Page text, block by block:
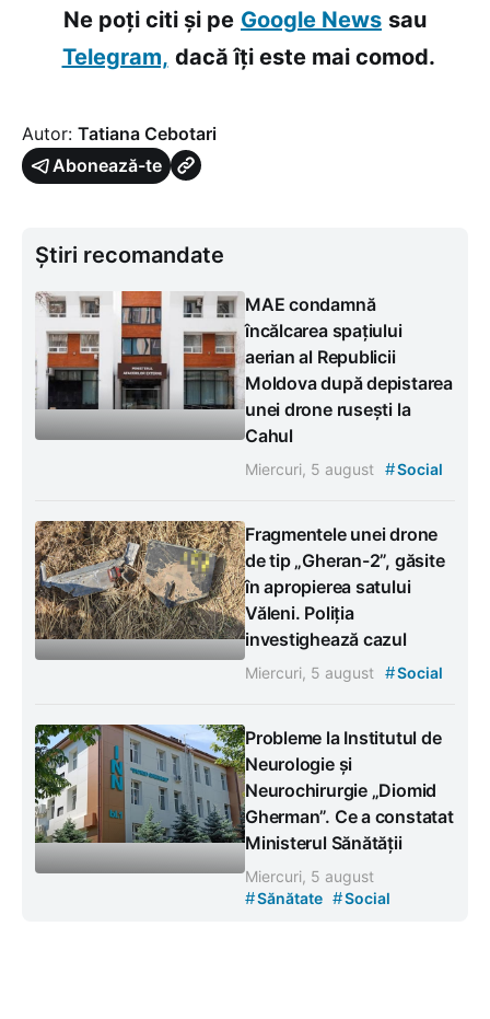
Ne poți citi și pe Google News sau
Telegram, dacă îți este mai comod.
Autor: Tatiana Cebotari
Abonează-te
Știri recomandate
MAE condamnă
încălcarea spațiului
aerian al Republicii
Moldova după depistarea
unei drone rusești la
Cahul
Miercuri, 5 august #Social
Fragmentele unei drone
de tip „Gheran-2”, găsite
în apropierea satului
Văleni. Poliția
investighează cazul
Miercuri, 5 august #Social
Probleme la Institutul de
Neurologie și
Neurochirurgie „Diomid
Gherman”. Ce a constatat
Ministerul Sănătății
Miercuri, 5 august
#Sănătate #Social